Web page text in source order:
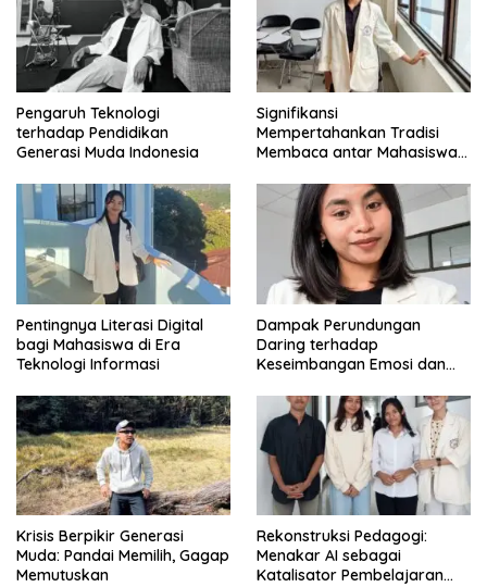
Pengaruh Teknologi
terhadap Pendidikan
Generasi Muda Indonesia
Signifikansi
Mempertahankan Tradisi
Membaca antar Mahasiswa
Pentingnya Literasi Digital
bagi Mahasiswa di Era
Teknologi Informasi
Dampak Perundungan
Daring terhadap
Keseimbangan Emosi dan
Krisis Berpikir Generasi
Muda: Pandai Memilih, Gagap
Memutuskan
Rekonstruksi Pedagogi:
Menakar AI sebagai
Katalisator Pembelajaran